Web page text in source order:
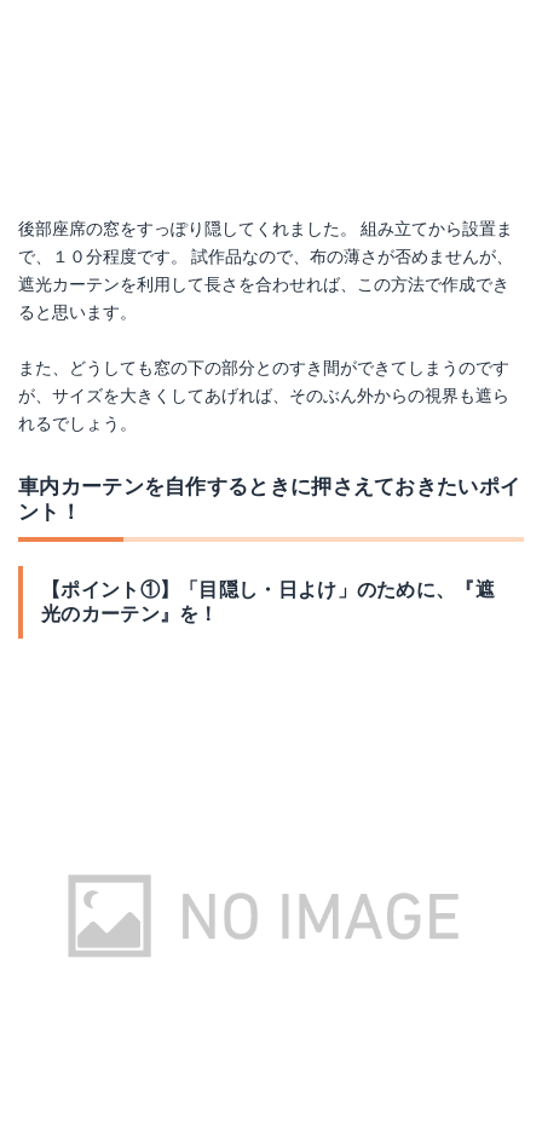
後部座席の窓をすっぽり隠してくれました。 組み立てから設置ま
で、１０分程度です。 試作品なので、布の薄さが否めませんが、
遮光カーテンを利用して長さを合わせれば、この方法で作成でき
ると思います。
また、どうしても窓の下の部分とのすき間ができてしまうのです
が、サイズを大きくしてあげれば、そのぶん外からの視界も遮ら
れるでしょう。
車内カーテンを自作するときに押さえておきたいポイ
ント！
【ポイント①】「目隠し・日よけ」のために、『遮
光のカーテン』を！